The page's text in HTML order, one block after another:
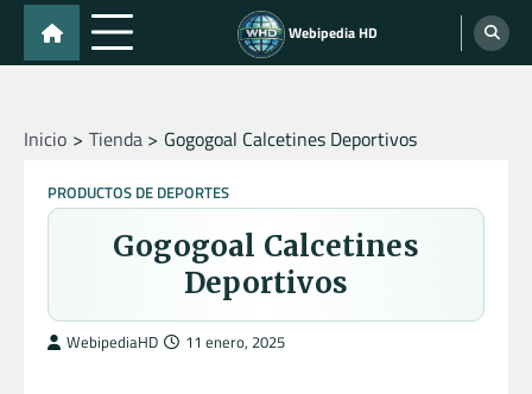
Skip
content
Webipedia HD
Inicio Tienda Gogogoal Calcetines Deportivos
PRODUCTOS DE DEPORTES
Gogogoal Calcetines
Deportivos
WebipediaHD 11 enero, 2025